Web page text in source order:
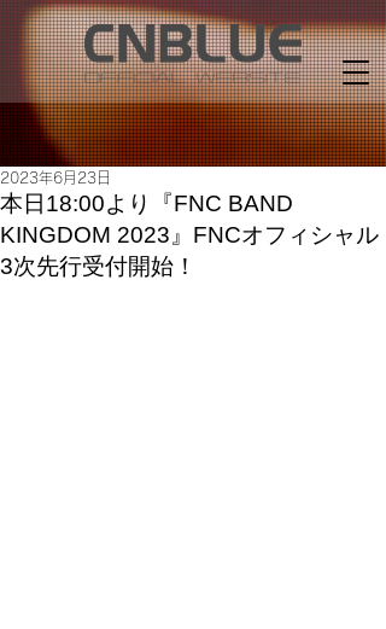
本日18:00より『FNC BAND
KINGDOM 2023』FNCオフィシャル
3次先行受付開始！
2023年6月23日